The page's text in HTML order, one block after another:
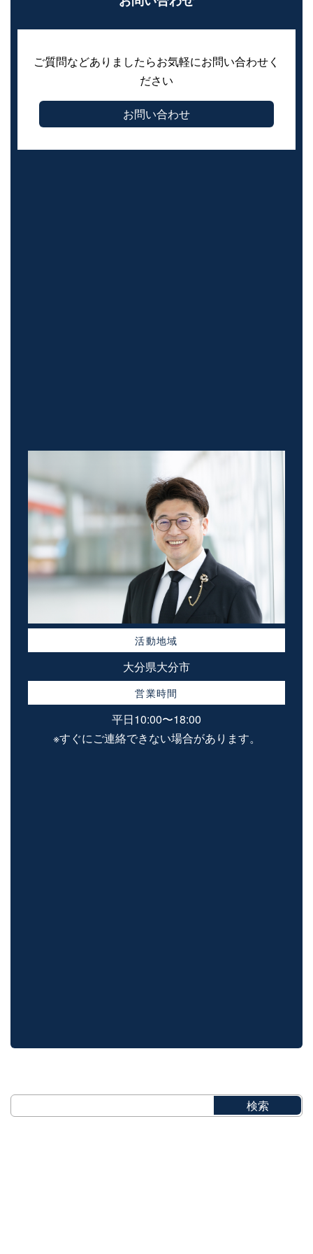
ご質問などありましたらお気軽にお問い合わせく
ださい
お問い合わせ
活動地域
大分県大分市
営業時間
平日10:00〜18:00
※すぐにご連絡できない場合があります。